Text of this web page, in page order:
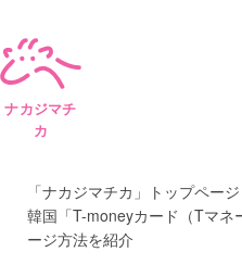
ナカジマチ
カ
「ナカジマチカ」トップページ
韓国「T-moneyカード（Tマネ
ージ方法を紹介